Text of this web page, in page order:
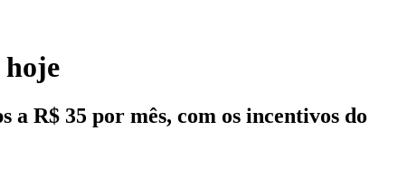
R$ 35 por mês, com os incentivos do